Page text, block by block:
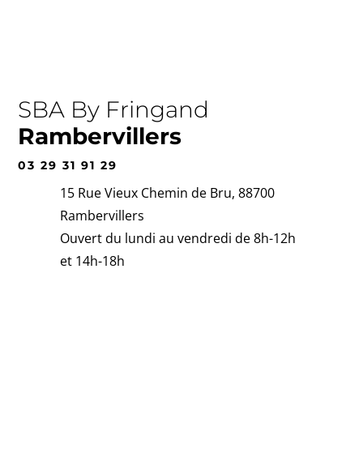
SBA By Fringand
Rambervillers
03 29 31 91 29
15 Rue Vieux Chemin de Bru, 88700
Rambervillers
Ouvert du lundi au vendredi de 8h-12h
et 14h-18h